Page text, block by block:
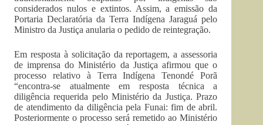
considerados nulos e extintos. Assim, a emissão da
Portaria Declaratória da Terra Indígena Jaraguá pelo
Ministro da Justiça anularia o pedido de reintegração.
Em resposta à solicitação da reportagem, a assessoria
de imprensa do Ministério da Justiça afirmou que o
processo relativo à Terra Indígena Tenondé Porã
“encontra-se atualmente em resposta técnica a
diligência requerida pelo Ministério da Justiça. Prazo
de atendimento da diligência pela Funai: fim de abril.
Posteriormente o processo será remetido ao Ministério